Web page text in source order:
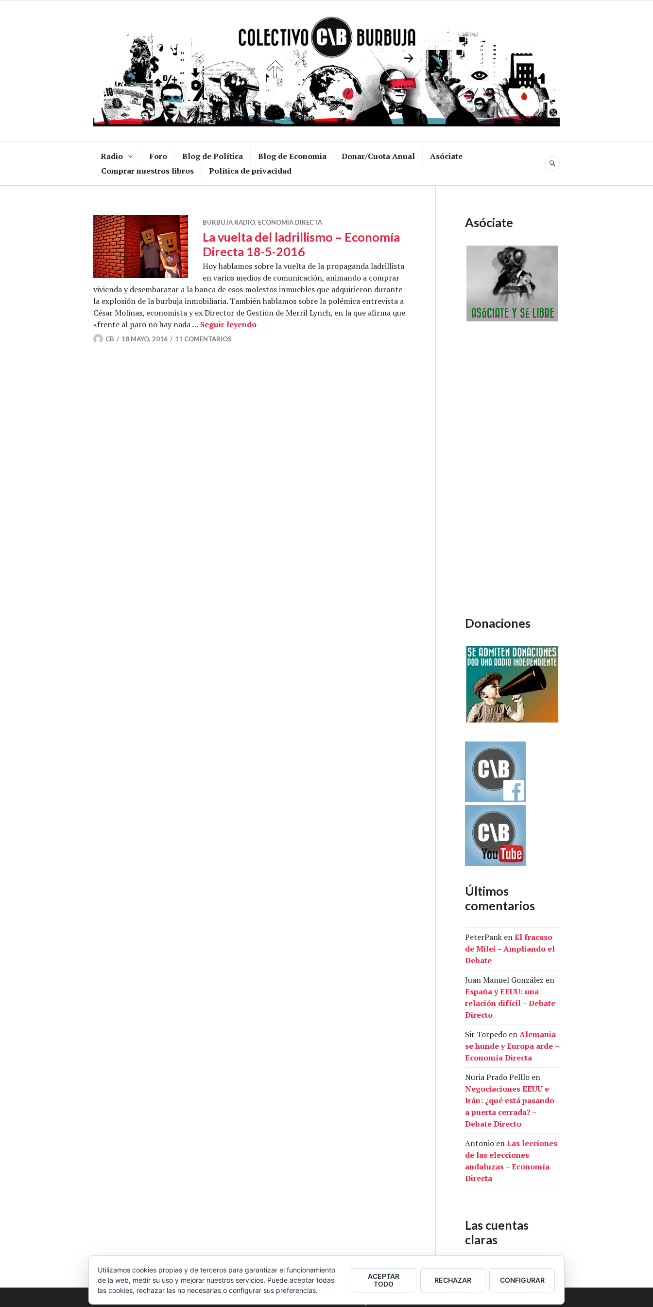
Radio Foro Blog de Política Blog de Economia Donar/Cuota Anual
Asóciate
Comprar nuestros libros
Política de privacidad
BUSCAR
BURBUJA RADIO, ECONOMÍA DIRECTA
La vuelta del ladrillismo – Economía
Directa 18-5-2016
Hoy hablamos sobre la vuelta de la propaganda ladrillista
en varios medios de comunicación, animando a comprar
vivienda y desembarazar a la banca de esos molestos inmuebles que adquirieron durante
la explosión de la burbuja inmobiliaria. También hablamos sobre la polémica entrevista a
César Molinas, economista y ex Director de Gestión de Merril Lynch, en la que afirma que
«frente al paro no hay nada … Seguir leyendoLa vuelta del ladrillismo – Economía Directa 18-5-2016
CB 18 MAYO, 2016 11 COMENTARIOS
Asóciate
Donaciones
Últimos
comentarios
PeterPank enEl fracaso
de Milei – Ampliando el
Debate
Juan Manuel González en
España y EEUU: una
relación difícil – Debate
Directo
Sir Torpedo enAlemania
se hunde y Europa arde –
Economía Directa
Nuria Prado Pelllo en
Negociaciones EEUU e
Irán: ¿qué está pasando
a puerta cerrada? –
Debate Directo
Antonio enLas lecciones
de las elecciones
andaluzas – Economía
Directa
Las cuentas
claras
Nuestras cuentas
2026 Colectivo Burbuja
Utilizamos cookies propias y de terceros para garantizar el funcionamiento
de la web, medir su uso y mejorar nuestros servicios. Puede aceptar todas
las cookies, rechazar las no necesarias o configurar sus preferencias.
ACEPTAR
TODO
RECHAZAR CONFIGURAR